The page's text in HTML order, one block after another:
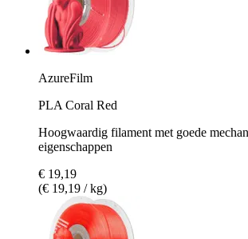
AzureFilm
PLA Coral Red
Hoogwaardig filament met goede
eigenschappen
€ 19,19
(€ 19,19 / kg)